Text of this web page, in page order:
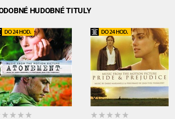
HUDOBNÉ TITULY